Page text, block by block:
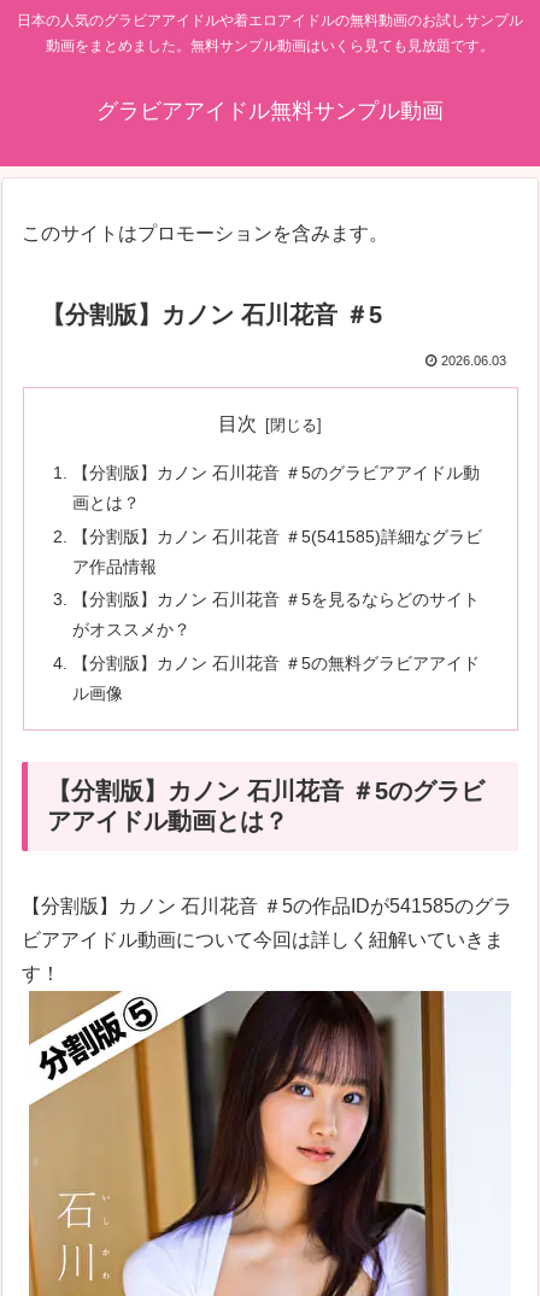
日本の人気のグラビアアイドルや着エロアイドルの無料動画のお試しサンプル
動画をまとめました。無料サンプル動画はいくら見ても見放題です。
グラビアアイドル無料サンプル動画
このサイトはプロモーションを含みます。
【分割版】カノン 石川花音 ＃5
2026.06.03
目次
【分割版】カノン 石川花音 ＃5のグラビアアイドル動
画とは？
【分割版】カノン 石川花音 ＃5(541585)詳細なグラビ
ア作品情報
【分割版】カノン 石川花音 ＃5を見るならどのサイト
がオススメか？
【分割版】カノン 石川花音 ＃5の無料グラビアアイド
ル画像
【分割版】カノン 石川花音 ＃5のグラビ
アアイドル動画とは？
【分割版】カノン 石川花音 ＃5の作品IDが541585のグラ
ビアアイドル動画について今回は詳しく紐解いていきま
す！